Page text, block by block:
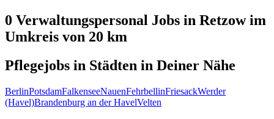
0 Verwaltungspersonal Jobs in Retzowim
Umkreis von 20 km
Pflegejobs in Städten in Deiner Nähe
BerlinPotsdamFalkenseeNauenFehrbellinFriesackWerder
(Havel)Brandenburg an der HavelVelten